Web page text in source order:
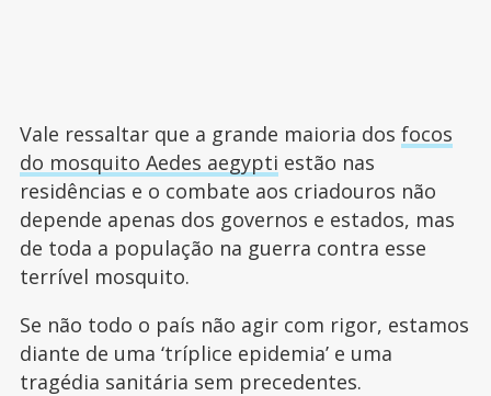
Vale ressaltar que a grande maioria dos focos
do mosquito Aedes aegypti estão nas
residências e o combate aos criadouros não
depende apenas dos governos e estados, mas
de toda a população na guerra contra esse
terrível mosquito.
Se não todo o país não agir com rigor, estamos
diante de uma ‘tríplice epidemia’ e uma
tragédia sanitária sem precedentes.